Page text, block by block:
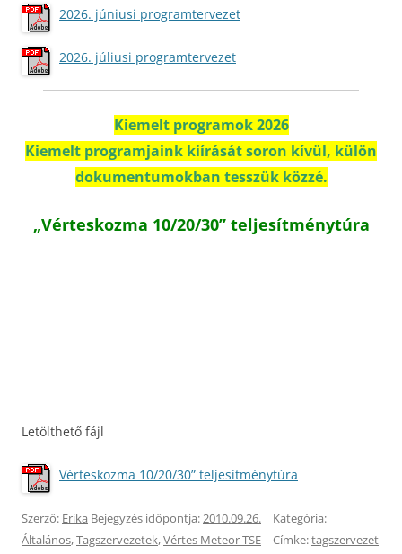
2026. júniusi programtervezet
2026. júliusi programtervezet
Kiemelt programok 2026
Kiemelt programjaink kiírását soron kívül, külön
dokumentumokban tesszük közzé.
„Vérteskozma 10/20/30” teljesítménytúra
Letölthető fájl
Vérteskozma 10/20/30” teljesítménytúra
Szerző: Erika Bejegyzés időpontja: 2010.09.26. | Kategória:
Általános,Tagszervezetek,Vértes Meteor TSE | Címke:tagszervezet